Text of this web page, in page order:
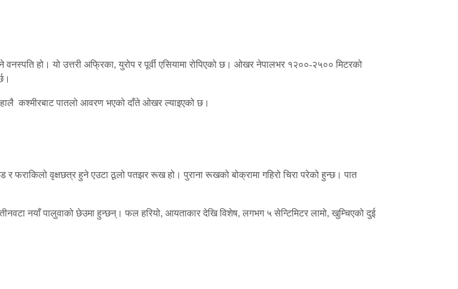
वनस्पति हो। यो उत्तरी अफ्रिका, युरोप र पूर्वी एसियामा रोपिएको छ। ओखर नेपालभर १२००-२५०० मिटरको
कश्मीरबाट पातलो आवरण भएको दाँते ओखर ल्याइएको छ।
फराकिलो वृक्षछत्र हुने एउटा ठूलो पतझर रूख हो। पुराना रूखको बोक्रामा गहिरो चिरा परेको हुन्छ। पात
नयाँ पालुवाको छेउमा हुन्छन्। फल हरियो, आयताकार देखि विशेष, लगभग ५ सेन्टिमिटर लामो, खुम्चिएको दुई